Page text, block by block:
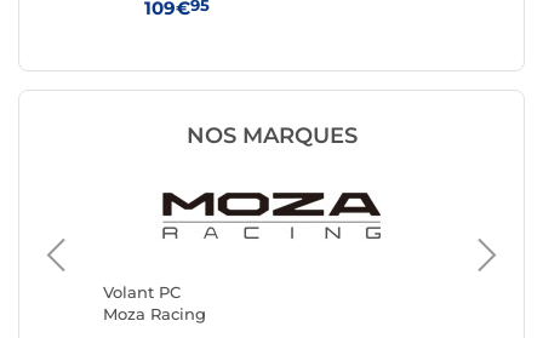
109€95
NOS MARQUES
Volant PC
Moza Racing
Volant
Simagic